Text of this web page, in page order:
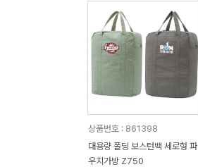
상품번호 : 861398
대용량 폴딩 보스턴백 세로형 파
우치가방 Z750